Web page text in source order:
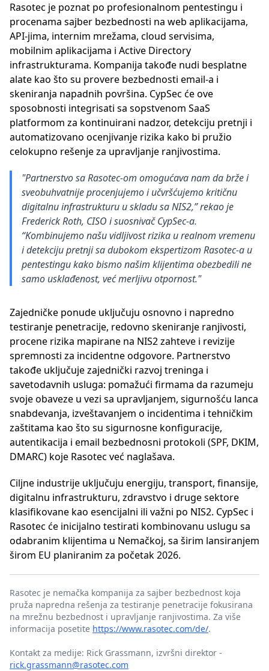
Rasotec je poznat po profesionalnom pentestingu i
procenama sajber bezbednosti na web aplikacijama,
API-jima, internim mrežama, cloud servisima,
mobilnim aplikacijama i Active Directory
infrastrukturama. Kompanija takođe nudi besplatne
alate kao što su provere bezbednosti email-a i
skeniranja napadnih površina. CypSec će ove
sposobnosti integrisati sa sopstvenom SaaS
platformom za kontinuirani nadzor, detekciju pretnji i
automatizovano ocenjivanje rizika kako bi pružio
celokupno rešenje za upravljanje ranjivostima.
"Partnerstvo sa Rasotec-om omogućava nam da brže i
sveobuhvatnije procenjujemo i učvršćujemo kritičnu
digitalnu infrastrukturu u skladu sa NIS2,” rekao je
Frederick Roth, CISO i suosnivač CypSec-a.
“Kombinujemo našu vidljivost rizika u realnom vremenu
i detekciju pretnji sa dubokom ekspertizom Rasotec-a u
pentestingu kako bismo našim klijentima obezbedili ne
samo usklađenost, već merljivu otpornost."
Zajedničke ponude uključuju osnovno i napredno
testiranje penetracije, redovno skeniranje ranjivosti,
procene rizika mapirane na NIS2 zahteve i revizije
spremnosti za incidentne odgovore. Partnerstvo
takođe uključuje zajednički razvoj treninga i
savetodavnih usluga: pomažući firmama da razumeju
svoje obaveze u vezi sa upravljanjem, sigurnošću lanca
snabdevanja, izveštavanjem o incidentima i tehničkim
zaštitama kao što su sigurnosne konfiguracije,
autentikacija i email bezbednosni protokoli (SPF, DKIM,
DMARC) koje Rasotec već naglašava.
Ciljne industrije uključuju energiju, transport, finansije,
digitalnu infrastrukturu, zdravstvo i druge sektore
klasifikovane kao esencijalni ili važni po NIS2. CypSec i
Rasotec će inicijalno testirati kombinovanu uslugu sa
odabranim klijentima u Nemačkoj, sa širim lansiranjem
širom EU planiranim za početak 2026.
Rasotec je nemačka kompanija za sajber bezbednost koja
pruža napredna rešenja za testiranje penetracije fokusirana
na mrežnu bezbednost i upravljanje ranjivostima. Za više
informacija posetite https://www.rasotec.com/de/.
Kontakt za medije: Rick Grassmann, izvršni direktor -
rick.grassmann@rasotec.com